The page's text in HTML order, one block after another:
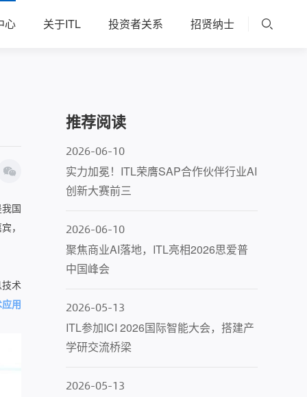
心 关于ITL 投资者关系 招贤纳士
国
，
术
用
推荐阅读
2026-06-10
实力加冕！ITL荣膺SAP合作伙伴行业AI
创新大赛前三
2026-06-10
聚焦商业AI落地，ITL亮相2026思爱普
中国峰会
2026-05-13
ITL参加ICI 2026国际智能大会，搭建产
学研交流桥梁
2026-05-13